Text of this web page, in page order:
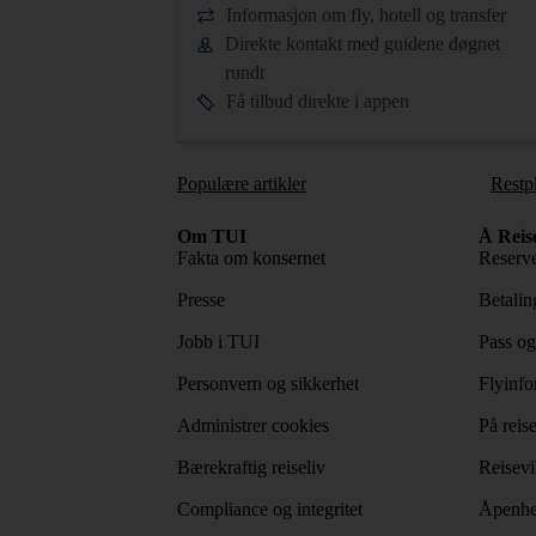
Informasjon om fly, hotell og transfer
Direkte kontakt med guidene døgnet
rundt
Få tilbud direkte i appen
Populære artikler
Om TUI
Fakta om konsernet
Presse
Jobb i TUI
Personvern og sikkerhet
Administrer cookies
Bærekraftig reiseliv
Compliance og integritet
Å
Pass
På